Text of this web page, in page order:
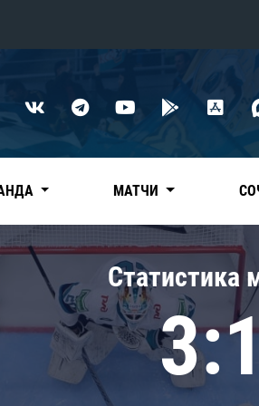
Нефтехимик
Дивизион Чернышева
Авангард
Адмирал
КХЛ
МАТЧИ
Статистика